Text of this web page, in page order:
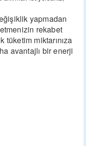
yapmadan
rekabet
tüketim miktarınıza
avantajlı bir enerji